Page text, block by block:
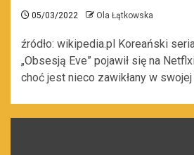
05/03/2022 Ola Łątkowska
źródło: wikipedia.pl Koreański
„Obsesją Eve” pojawił się na
choć jest nieco zawikłany w swojej